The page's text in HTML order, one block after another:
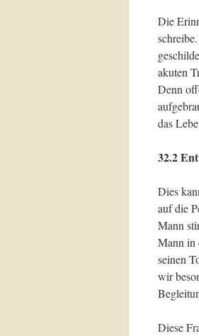
Die
akuten
Denn
das
32.2
Dies
auf die
Mann
Mann in
seinen
wir
Diese